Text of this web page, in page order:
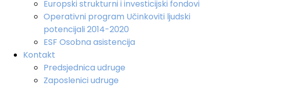
Europski strukturni i investicijski fondovi
Operativni program Učinkoviti ljudski
potencijali 2014-2020
ESF Osobna asistencija
Kontakt
Predsjednica udruge
Zaposlenici udruge